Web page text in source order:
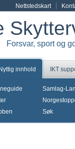
Nettstedskart
Forsvar, sport og
Nyttig innhold IKT
Samlag-
Søk